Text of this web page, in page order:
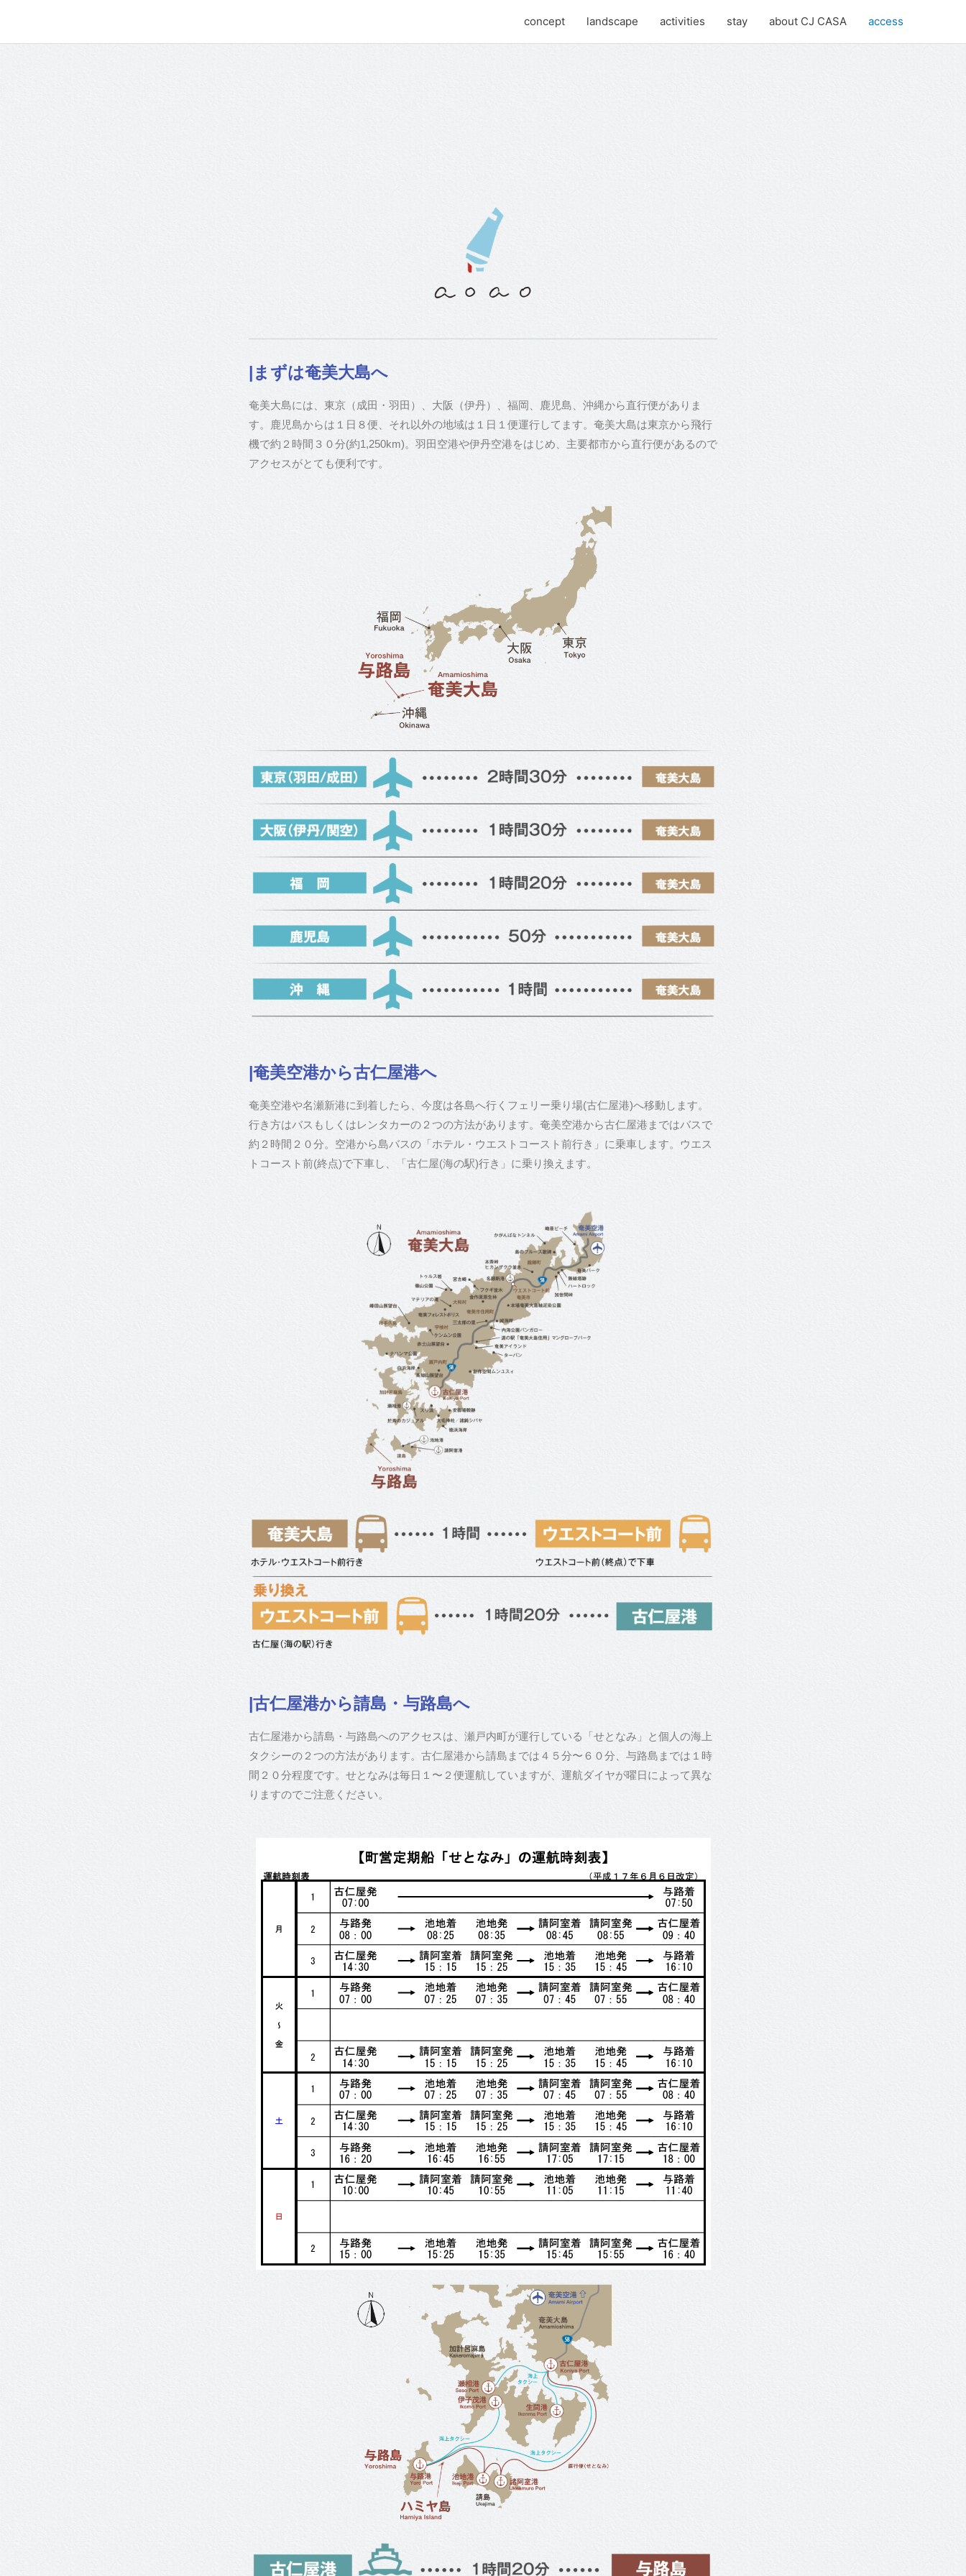
を
concept landscape activities stay about CJ CASA access
|まずは奄美大島へ
奄美大島には、東京（成田・羽田）、大阪（伊丹）、福岡、鹿児島、沖縄から直行便がありま
す。鹿児島からは１日８便、それ以外の地域は１日１便運行してます。奄美大島は東京から飛行
機で約２時間３０分(約1,250km)。羽田空港や伊丹空港をはじめ、主要都市から直行便があるので
アクセスがとても便利です。
|奄美空港から古仁屋港へ
奄美空港や名瀬新港に到着したら、今度は各島へ行くフェリー乗り場(古仁屋港)へ移動します。
行き方はバスもしくはレンタカーの２つの方法があります。奄美空港から古仁屋港まではバスで
約２時間２０分。空港から島バスの「ホテル・ウエストコースト前行き」に乗車します。ウエス
トコースト前(終点)で下車し、「古仁屋(海の駅)行き」に乗り換えます。
|古仁屋港から請島・与路島へ
古仁屋港から請島・与路島へのアクセスは、瀬戸内町が運行している「せとなみ」と個人の海上
タクシーの２つの方法があります。古仁屋港から請島までは４５分〜６０分、与路島までは１時
間２０分程度です。せとなみは毎日１〜２便運航していますが、運航ダイヤが曜日によって異な
りますのでご注意ください。